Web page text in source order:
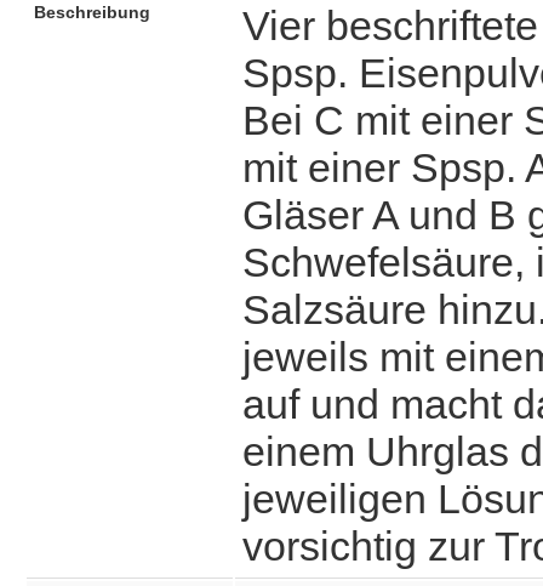
Beschreibung
Vier
Spsp.
Bei C mit einer
mit einer Spsp.
Gläser A und B
Schwefelsäure,
Salzsäure
jeweils mit
auf und macht
einem Uhrglas
jeweiligen
vorsichtig zur